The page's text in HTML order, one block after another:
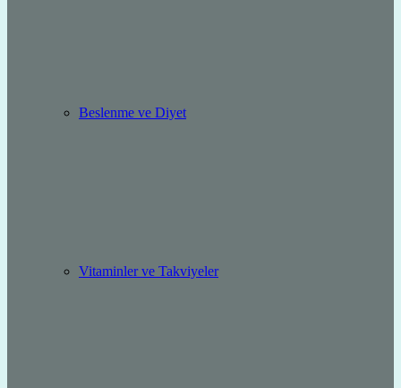
Beslenme ve Diyet
Vitaminler ve Takviyeler